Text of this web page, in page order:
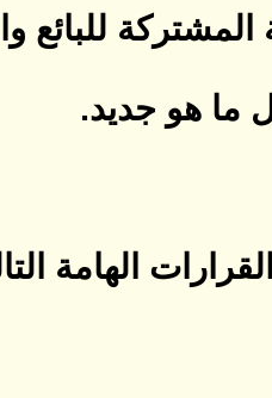
المشتركة للبائع
ما هو جديد.
الهامة